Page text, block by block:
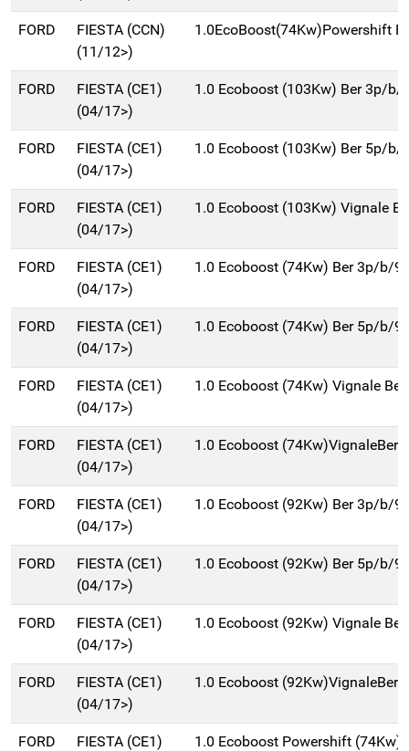
FORD
FIESTA (CCN)
(11/12>)
1.0EcoBoost(74Kw)Powershift
FORD
FIESTA (CE1)
(04/17>)
1.0 Ecoboost (103Kw) Ber 3p/b/
FORD
FIESTA (CE1)
(04/17>)
1.0 Ecoboost (103Kw) Ber 5p/b/
FORD
FIESTA (CE1)
(04/17>)
1.0 Ecoboost (103Kw) Vignale
FORD
FIESTA (CE1)
(04/17>)
1.0 Ecoboost (74Kw) Ber 3p/b/
FORD
FIESTA (CE1)
(04/17>)
1.0 Ecoboost (74Kw) Ber 5p/b/
FORD
FIESTA (CE1)
(04/17>)
1.0 Ecoboost (74Kw) Vignale
FORD
FIESTA (CE1)
(04/17>)
1.0 Ecoboost
FORD
FIESTA (CE1)
(04/17>)
1.0 Ecoboost (92Kw) Ber 3p/b/
FORD
FIESTA (CE1)
(04/17>)
1.0 Ecoboost (92Kw) Ber 5p/b/
FORD
FIESTA (CE1)
(04/17>)
1.0 Ecoboost (92Kw) Vignale
FORD
FIESTA (CE1)
(04/17>)
1.0 Ecoboost
FORD
FIESTA (CE1)
1.0 Ecoboost Powershift (74Kw)